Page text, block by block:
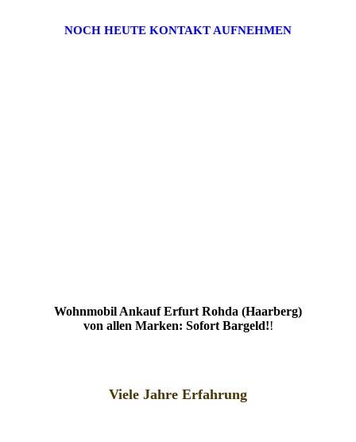
NOCH HEUTE KONTAKT AUFNEHMEN
Wohnmobil Ankauf Erfurt Rohda (Haarberg)
von allen Marken: Sofort Bargeld!!
Viele Jahre Erfahrung